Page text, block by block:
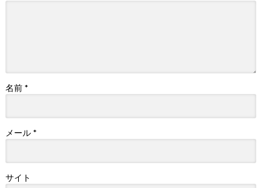
名前 *
メール *
サイト